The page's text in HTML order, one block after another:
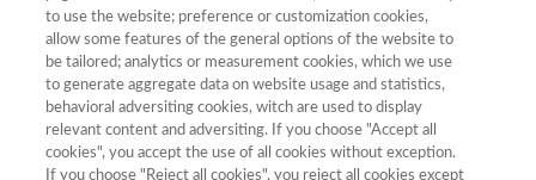
Año
Año Filtrar
to use the website; preference or customization cookies,
allow some features of the general options of the website to
be tailored; analytics or measurement cookies, which we use
to generate aggregate data on website usage and statistics,
behavioral adversiting cookies, witch are used to display
relevant content and adversiting. If you choose "Accept all
cookies", you accept the use of all cookies without exception.
If you choose "Reject all cookies", you reject all cookies except